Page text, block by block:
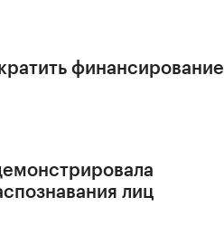
финансирование
лиц